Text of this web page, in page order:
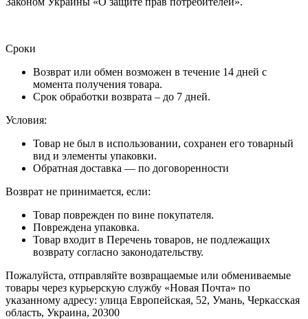
Сроки
Возврат или обмен возможен в течение 14 дней с
момента получения товара.
Срок обработки возврата – до 7 дней.
Условия:
Товар не был в использовании, сохранен его товарный
вид и элементы упаковки.
Обратная доставка — по договоренности
Возврат не принимается, если:
Товар поврежден по вине покупателя.
Повреждена упаковка.
Товар входит в Перечень товаров, не подлежащих
возврату согласно законодательству.
Пожалуйста, отправляйте возвращаемые или обмениваемые
товары через курьерскую службу «Новая Почта» по
указанному адресу: улица Европейская, 52, Умань, Черкасская
область, Украина, 20300